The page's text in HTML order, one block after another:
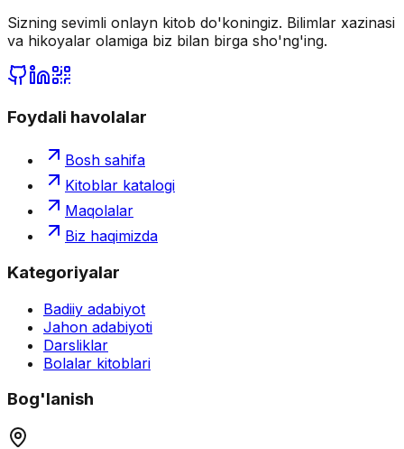
Sizning sevimli onlayn kitob do'koningiz. Bilimlar xazinasi
va hikoyalar olamiga biz bilan birga sho'ng'ing.
Foydali havolalar
Bosh sahifa
Kitoblar katalogi
Maqolalar
Biz haqimizda
Kategoriyalar
Badiiy adabiyot
Jahon adabiyoti
Darsliklar
Bolalar kitoblari
Bog'lanish